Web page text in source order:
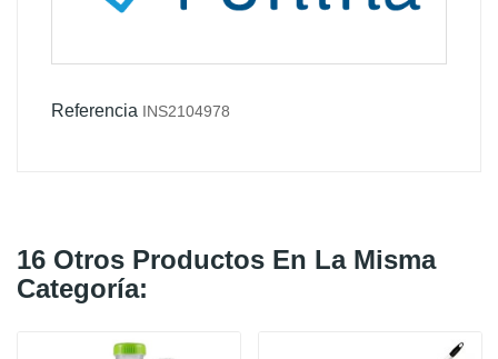
Referencia INS2104978
16 Otros Productos En La Misma
Categoría: